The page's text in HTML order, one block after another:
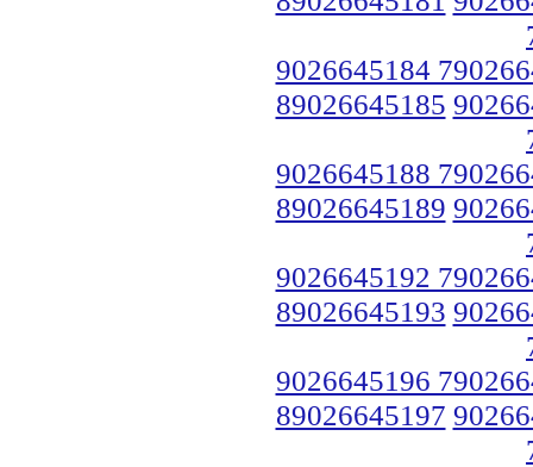
9026645184
89026645185
9026645188
89026645189
9026645192
89026645193
9026645196
89026645197